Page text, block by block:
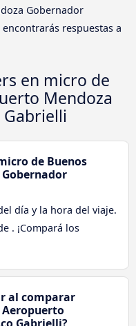
Gobernador
respuestas a
en micro de
Mendoza
de Buenos
día y la hora del viaje.
. ¡Compará los
al comparar
Aeropuerto